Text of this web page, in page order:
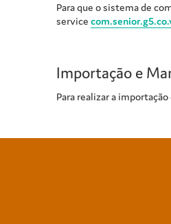
Para que o sistema de
service
Importação e
Para realizar a